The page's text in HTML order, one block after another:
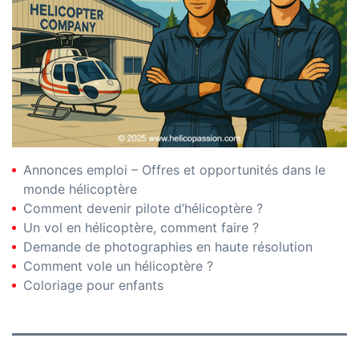
Annonces emploi – Offres et opportunités dans le
monde hélicoptère
Comment devenir pilote d’hélicoptère ?
Un vol en hélicoptère, comment faire ?
Demande de photographies en haute résolution
Comment vole un hélicoptère ?
Coloriage pour enfants